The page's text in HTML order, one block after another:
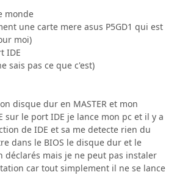
monde
une carte mere asus P5GD1 qui est
moi)
IDE
sais pas ce que c'est)
disque dur en MASTER et mon
sur le port IDE je lance mon pc et il y a
de IDE et sa me detecte rien du
dans le BIOS le disque dur et le
déclarés mais je ne peut pas instaler
car tout simplement il ne se lance